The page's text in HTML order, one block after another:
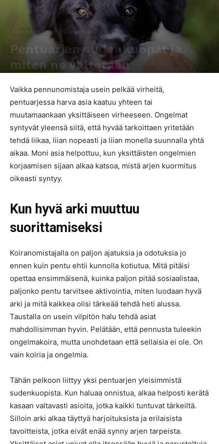
Eläinten koulutus Nuuski tämä
Pentuarjen sudenkuopat ja
miten ne vältetään
Vaikka pennunomistaja usein pelkää virheitä,
pentuarjessa harva asia kaatuu yhteen tai
muutamaankaan yksittäiseen virheeseen. Ongelmat
syntyvät yleensä siitä, että hyvää tarkoittaen yritetään
tehdä liikaa, liian nopeasti ja liian monella suunnalla yhtä
aikaa. Moni asia helpottuu, kun yksittäisten ongelmien
korjaamisen sijaan alkaa katsoa, mistä arjen kuormitus
oikeasti syntyy.
Kun hyvä arki muuttuu
suorittamiseksi
Koiranomistajalla on paljon ajatuksia ja odotuksia jo
ennen kuin pentu ehtii kunnolla kotiutua. Mitä pitäisi
opettaa ensimmäisenä, kuinka paljon pitää sosiaalistaa,
paljonko pentu tarvitsee aktivointia, miten luodaan hyvä
arki ja mitä kaikkea olisi tärkeää tehdä heti alussa.
Taustalla on usein vilpitön halu tehdä asiat
mahdollisimman hyvin. Pelätään, että pennusta tuleekin
ongelmakoira, mutta unohdetaan että sellaisia ei ole. On
vain koiria ja ongelmia.
Tähän pelkoon liittyy yksi pentuarjen yleisimmistä
sudenkuopista. Kun haluaa onnistua, alkaa helposti kerätä
kasaan valtavasti asioita, jotka kaikki tuntuvat tärkeiltä.
Silloin arki alkaa täyttyä harjoituksista ja erilaisista
tavoitteista, jotka eivät enää synny arjen tarpeista.